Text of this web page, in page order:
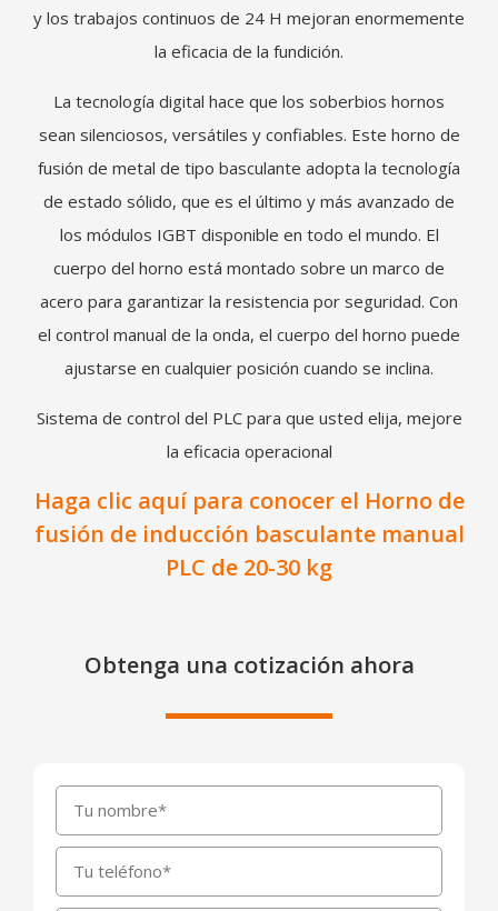
y los trabajos continuos de 24 H mejoran enormemente
la eficacia de la fundición.
La tecnología digital hace que los soberbios hornos
sean silenciosos, versátiles y confiables. Este horno de
fusión de metal de tipo basculante adopta la tecnología
de estado sólido, que es el último y más avanzado de
los módulos IGBT disponible en todo el mundo. El
cuerpo del horno está montado sobre un marco de
acero para garantizar la resistencia por seguridad. Con
el control manual de la onda, el cuerpo del horno puede
ajustarse en cualquier posición cuando se inclina.
Sistema de control del PLC para que usted elija, mejore
la eficacia operacional
Haga clic aquí para conocer el Horno de
fusión de inducción basculante manual
PLC de 20-30 kg
Obtenga una cotización ahora